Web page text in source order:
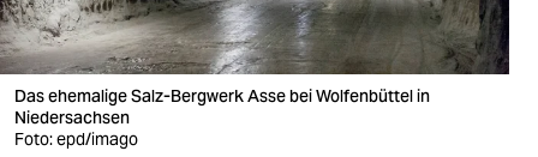
wahrheit
verlag
verlag
Das ehemalige Salz-Bergwerk Asse bei Wolfenbüttel in
Niedersachsen
Foto: epd/imago